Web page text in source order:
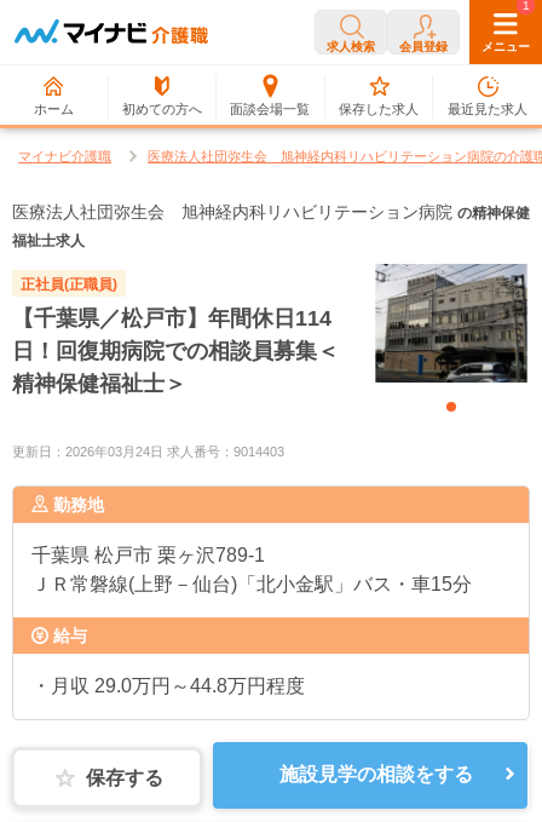
求人検索 会員登録 メニュー
ホーム 初めての方へ 面談会場一覧
0
保存した求人
1
最近見た求人
マイナビ介護職 医療法人社団弥生会 旭神経内科リハビリテーション病院の介護
医療法人社団弥生会 旭神経内科リハビリテーション病院 の精神保健
福祉士求人
正社員(正職員)
【千葉県／松戸市】年間休日114
日！回復期病院での相談員募集＜
精神保健福祉士＞
更新日：2026年03月24日 求人番号：9014403
勤務地
千葉県 松戸市 栗ヶ沢789-1
ＪＲ常磐線(上野－仙台)「北小金駅」バス・車15分
給与
・月収 29.0万円～44.8万円程度
保存する 施設見学の相談をする